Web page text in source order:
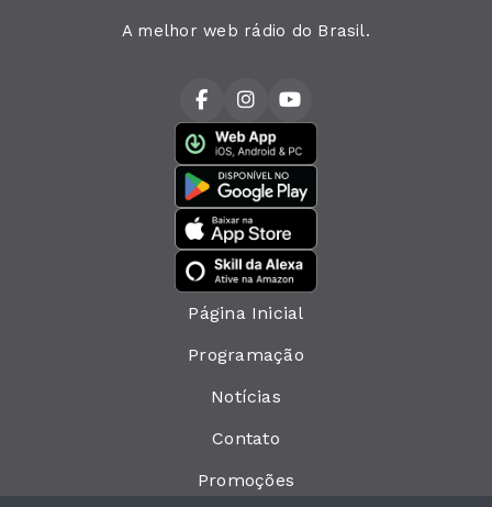
A melhor web rádio do Brasil.
Página Inicial
Programação
Notícias
Contato
Promoções